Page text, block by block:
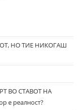
НО ТИЕ НИКОГАШ
ВО СТАВОТ НА
е реалност?